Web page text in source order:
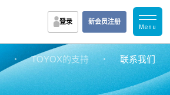
登录 新会员注册
・ TOYOX的支持 ・ 联系我们